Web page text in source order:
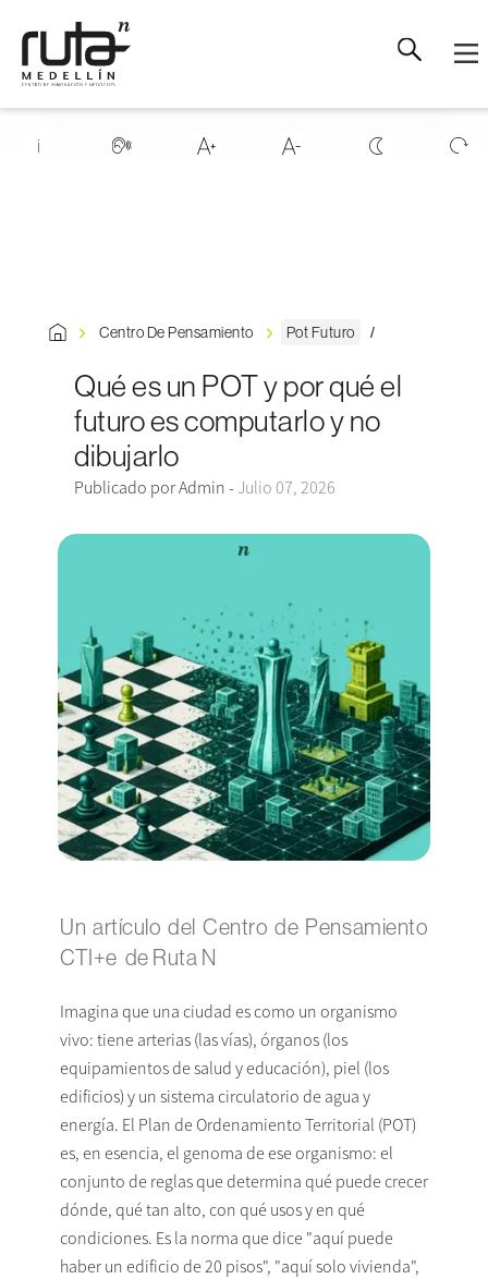
Centro De Pensamiento Pot Futuro
Qué es un POT y por qué el
futuro es computarlo y no
dibujarlo
Publicado por Admin - Julio 07, 2026
Un artículo del Centro de Pensamiento
CTI+e de Ruta N
Imagina que una ciudad es como un organismo
vivo: tiene arterias (las vías), órganos (los
equipamientos de salud y educación), piel (los
edificios) y un sistema circulatorio de agua y
energía. El Plan de Ordenamiento Territorial (POT)
es, en esencia, el genoma de ese organismo: el
conjunto de reglas que determina qué puede crecer
dónde, qué tan alto, con qué usos y en qué
condiciones. Es la norma que dice "aquí puede
haber un edificio de 20 pisos", "aquí solo vivienda",